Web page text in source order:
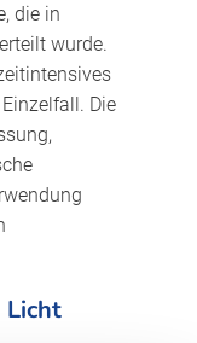
die in
wurde.
Die
Licht